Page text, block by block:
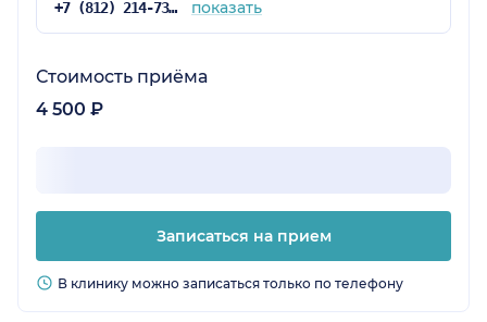
+7 (812) 214-73-59 показать
Стоимость приёма
4 500 ₽
Записаться на прием
В клинику можно записаться только по телефону